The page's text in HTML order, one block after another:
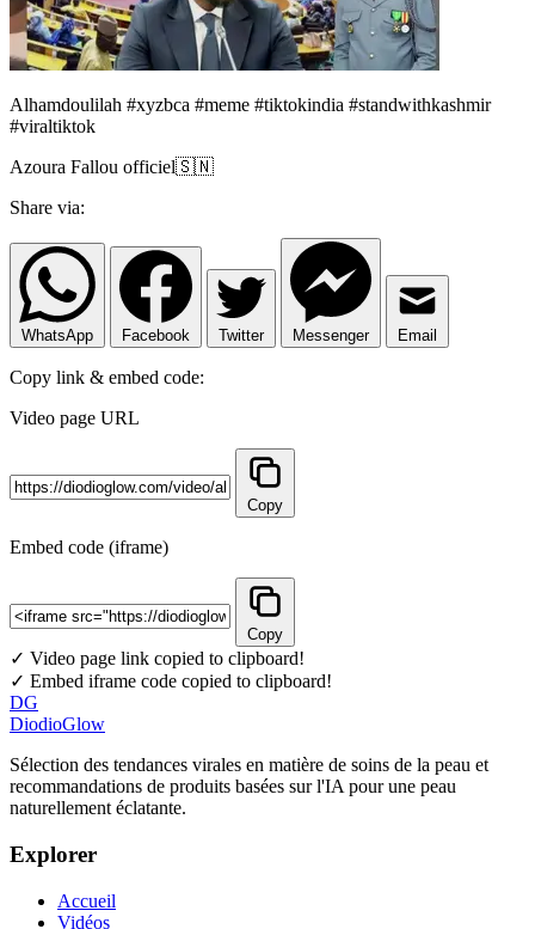
Alhamdoulilah #xyzbca #meme #tiktokindia #standwithkashmir
#viraltiktok
Azoura Fallou officiel🇸🇳
Share via:
WhatsApp Facebook Twitter Messenger Email
Copy link & embed code:
Video page URL
Copy
Embed code (iframe)
Copy
✓ Video page link copied to clipboard!
✓ Embed iframe code copied to clipboard!
DG
DiodioGlow
Sélection des tendances virales en matière de soins de la peau et
recommandations de produits basées sur l'IA pour une peau
naturellement éclatante.
Explorer
Accueil
Vidéos